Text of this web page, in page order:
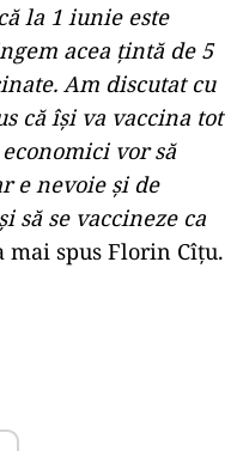
la 1 iunie este
acea țintă de 5
Am discutat cu
că își va vaccina tot
vor să
e nevoie și de
să se vaccineze ca
mai spus Florin Cîțu.